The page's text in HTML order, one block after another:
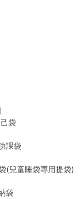
袋
課袋
(兒童睡袋專用提袋)
袋